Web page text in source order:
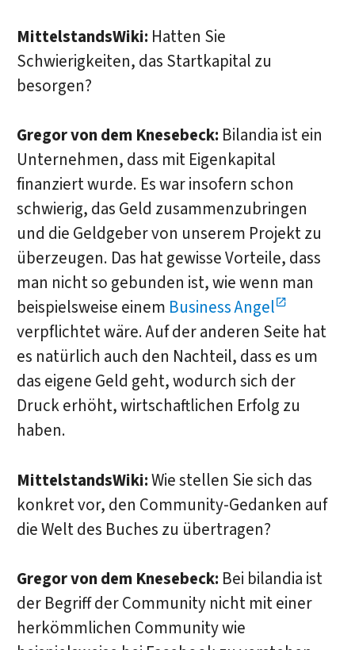
MittelstandsWiki: Hatten Sie
Schwierigkeiten, das Startkapital zu
besorgen?
Gregor von dem Knesebeck: Bilandia ist ein
Unternehmen, dass mit Eigenkapital
finanziert wurde. Es war insofern schon
schwierig, das Geld zusammenzubringen
und die Geldgeber von unserem Projekt zu
überzeugen. Das hat gewisse Vorteile, dass
man nicht so gebunden ist, wie wenn man
beispielsweise einem Business Angel
verpflichtet wäre. Auf der anderen Seite hat
es natürlich auch den Nachteil, dass es um
das eigene Geld geht, wodurch sich der
Druck erhöht, wirtschaftlichen Erfolg zu
haben.
MittelstandsWiki:Wie stellen Sie sich das
konkret vor, den Community-Gedanken auf
die Welt des Buches zu übertragen?
Gregor von dem Knesebeck: Bei bilandia ist
der Begriff der Community nicht mit einer
herkömmlichen Community wie